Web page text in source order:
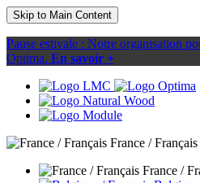
Skip to Main Content
Pause estivale : Notre organisation
Optima. En savoir +
France / Français
France /